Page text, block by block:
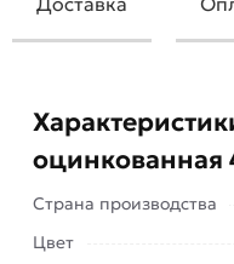
оцинкованная
Страна производства
Цвет